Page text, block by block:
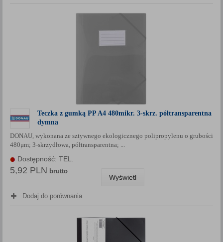
Teczka z gumką PP A4 480mikr. 3-skrz. półtransparentna
dymna
DONAU, wykonana ze sztywnego ekologicznego polipropylenu o grubości
480μm; 3-skrzydłowa, półtransparentna; ...
Dostępność: TEL.
5,92 PLN brutto
Wyświetl
Dodaj do porównania